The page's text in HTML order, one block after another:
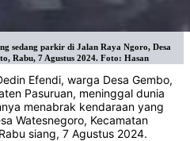
sedang parkir di Jalan Raya Ngoro, Desa
Rabu, 7 Agustus 2024. Foto: Hasan
Efendi, warga Desa Gembo,
Pasuruan, meninggal dunia
menabrak kendaraan yang
Watesnegoro, Kecamatan
siang, 7 Agustus 2024.